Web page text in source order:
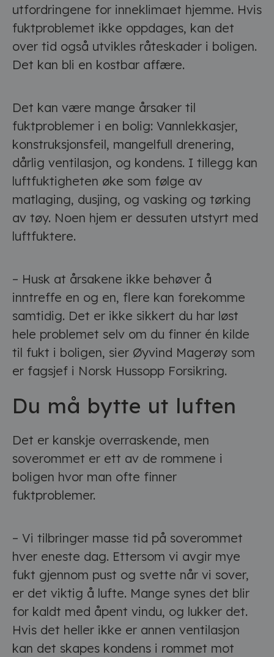
utfordringene for inneklimaet hjemme. Hvis
fuktproblemet ikke oppdages, kan det
over tid også utvikles råteskader i boligen.
Det kan bli en kostbar affære.
Det kan være mange årsaker til
fuktproblemer i en bolig: Vannlekkasjer,
konstruksjonsfeil, mangelfull drenering,
dårlig ventilasjon, og kondens. I tillegg kan
luftfuktigheten øke som følge av
matlaging, dusjing, og vasking og tørking
av tøy. Noen hjem er dessuten utstyrt med
luftfuktere.
– Husk at årsakene ikke behøver å
inntreffe en og en, flere kan forekomme
samtidig. Det er ikke sikkert du har løst
hele problemet selv om du finner én kilde
til fukt i boligen, sier Øyvind Magerøy som
er fagsjef i Norsk Hussopp Forsikring.
Du må bytte ut luften
Det er kanskje overraskende, men
soverommet er ett av de rommene i
boligen hvor man ofte finner
fuktproblemer.
– Vi tilbringer masse tid på soverommet
hver eneste dag. Ettersom vi avgir mye
fukt gjennom pust og svette når vi sover,
er det viktig å lufte. Mange synes det blir
for kaldt med åpent vindu, og lukker det.
Hvis det heller ikke er annen ventilasjon
kan det skapes kondens i rommet mot